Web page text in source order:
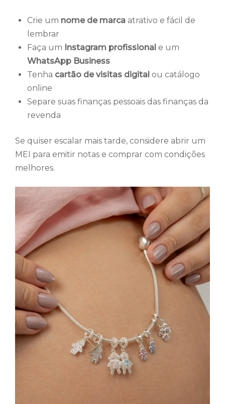
Crie um nome de marca atrativo e fácil de
lembrar
Faça um Instagram profissional e um
WhatsApp Business
Tenha cartão de visitas digital ou catálogo
online
Separe suas finanças pessoais das finanças da
revenda
Se quiser escalar mais tarde, considere abrir um
MEI para emitir notas e comprar com condições
melhores.